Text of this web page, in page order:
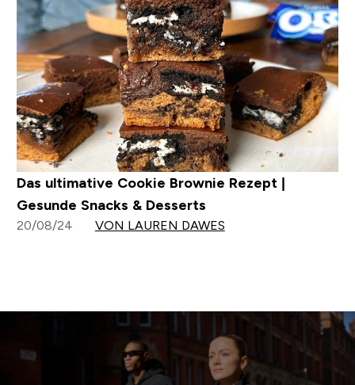
Das ultimative Cookie Brownie Rezept |
Gesunde Snacks & Desserts
20/08/24 VON LAUREN DAWES